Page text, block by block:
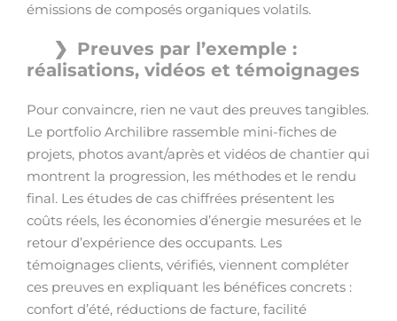
émissions de composés organiques volatils.
Preuves par l’exemple :
réalisations, vidéos et témoignages
Pour convaincre, rien ne vaut des preuves tangibles.
Le portfolio Archilibre rassemble mini-fiches de
projets, photos avant/après et vidéos de chantier qui
montrent la progression, les méthodes et le rendu
final. Les études de cas chiffrées présentent les
coûts réels, les économies d’énergie mesurées et le
retour d’expérience des occupants. Les
témoignages clients, vérifiés, viennent compléter
ces preuves en expliquant les bénéfices concrets :
confort d’été, réductions de facture, facilité